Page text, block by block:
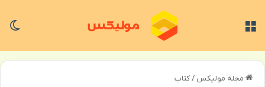
مجله مولیکس /کتاب